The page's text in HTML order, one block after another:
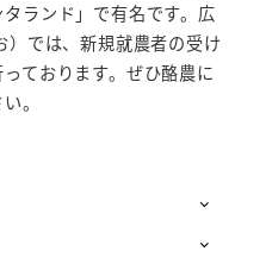
ランド」で有名です。広
では、新規就農者の受け
ております。ぜひ酪農に
。